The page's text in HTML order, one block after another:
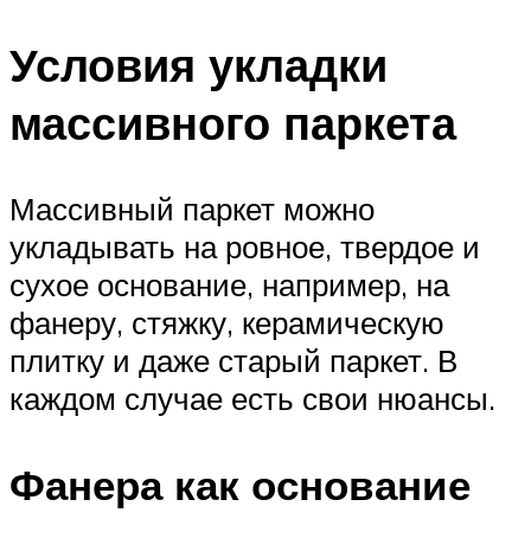
Условия укладки
массивного паркета
Массивный паркет можно
укладывать на ровное, твердое и
сухое основание, например, на
фанеру, стяжку, керамическую
плитку и даже старый паркет. В
каждом случае есть свои нюансы.
Фанера как основание